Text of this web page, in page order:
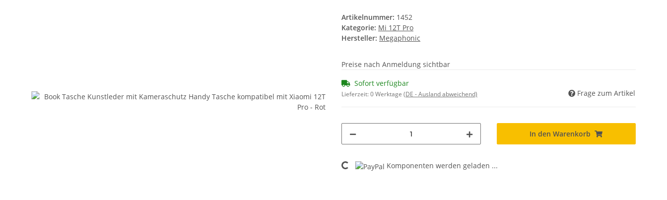
Artikelnummer: 1452
Kategorie: Mi 12T Pro
Hersteller: Megaphonic
Preise nach Anmeldung sichtbar
Sofort verfügbar
Lieferzeit:0 Werktage (DE - Ausland abweichend) Frage zum Artikel
In den Warenkorb
Loading... Komponenten werden geladen ...